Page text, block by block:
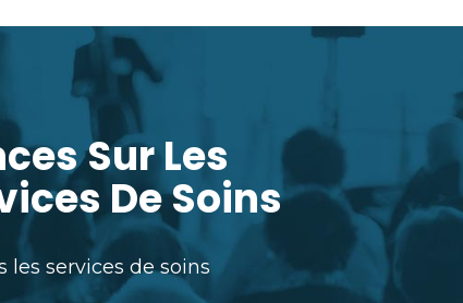
Sur Les
De Soins
services de soins